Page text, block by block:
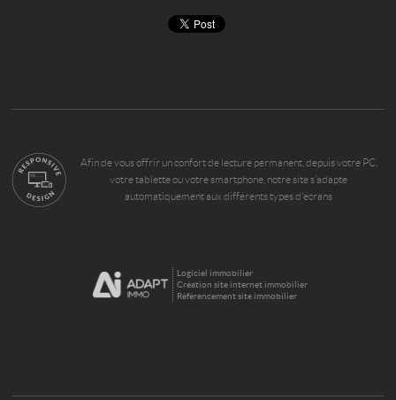
Afin de vous offrir un confort de lecture permanent, depuis votre PC,
votre tablette ou votre smartphone, notre site s’adapte
automatiquement aux différents types d'écrans
Logiciel immobilier
Création site internet immobilier
Référencement site immobilier